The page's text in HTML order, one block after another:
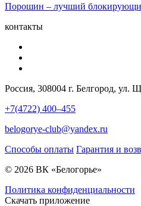
Порошин – лучший
контакты
Россия, 308004 г. Белгород, ул.
+7(4722) 400–455
belogorye-club@yandex.ru
Способы оплаты Гарантия и
© 2026 ВК «Белогорье»
Политика конфиденциальности
Скачать приложение